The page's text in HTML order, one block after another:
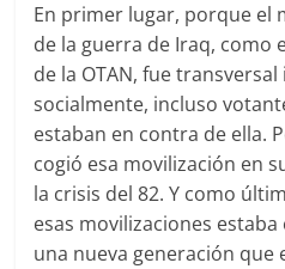
En primer lugar, porque el
de la guerra de Iraq, como
de la OTAN, fue
socialmente, incluso
estaban en contra de ella.
cogió esa movilización en
la crisis del 82. Y como
esas movilizaciones
una nueva generación que